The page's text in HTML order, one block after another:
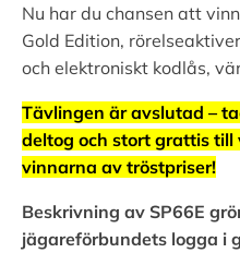
Nu har du chansen att
Gold Edition,
och elektroniskt kodlås,
Tävlingen är avslutad –
deltog och stort grattis till
vinnarna av tröstpriser!
Beskrivning av SP66E
jägareförbundets logga i